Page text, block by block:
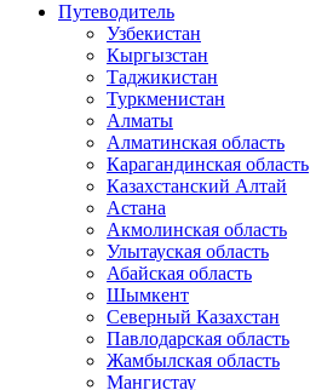
Путеводитель
Узбекистан
Кыргызстан
Таджикистан
Туркменистан
Алматы
Алматинская область
Карагандинская область
Казахстанский Алтай
Астана
Акмолинская область
Улытауская область
Абайская область
Шымкент
Северный Казахстан
Павлодарская область
Жамбылская область
Мангистау